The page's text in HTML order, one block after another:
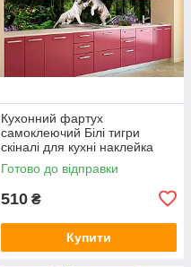
Кухонний фартух
самоклеючий Білі тигри
скіналі для кухні наклейка
ПВХ тварини зелений
600х2000 мм
Готово до відправки
510 ₴
Купити